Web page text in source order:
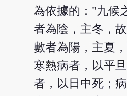
為依據的："九候
者為陰，主冬，
數者為陽，主夏
寒熱病者，以平
者，以日中死；